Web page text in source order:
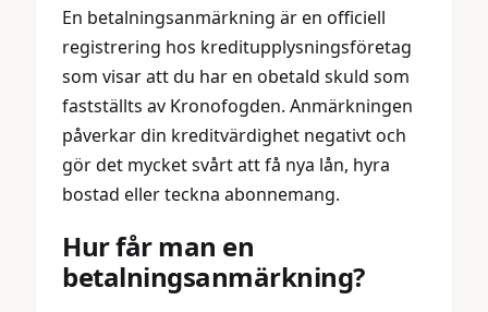
En betalningsanmärkning är en officiell
registrering hos kreditupplysningsföretag
som visar att du har en obetald skuld som
fastställts av Kronofogden. Anmärkningen
påverkar din kreditvärdighet negativt och
gör det mycket svårt att få nya lån, hyra
bostad eller teckna abonnemang.
Hur får man en
betalningsanmärkning?